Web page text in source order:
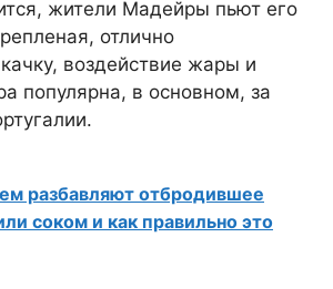
жители Мадейры пьют его
отлично
воздействие жары и
популярна, в основном, за
разбавляют отбродившее
соком и как правильно это